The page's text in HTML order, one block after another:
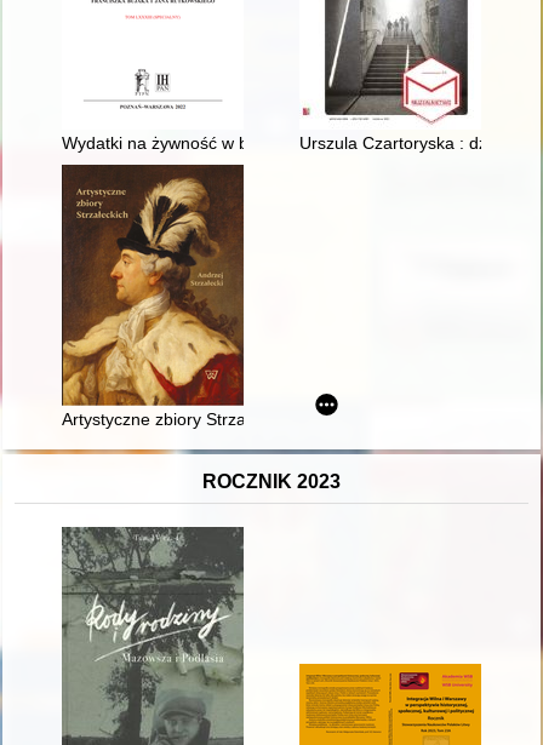
Wydatki na żywność w budżecie domowym żołnierzy polskich
Urszula Czartoryska :
Artystyczne zbiory Strzałeckich
ROCZNIK 2023